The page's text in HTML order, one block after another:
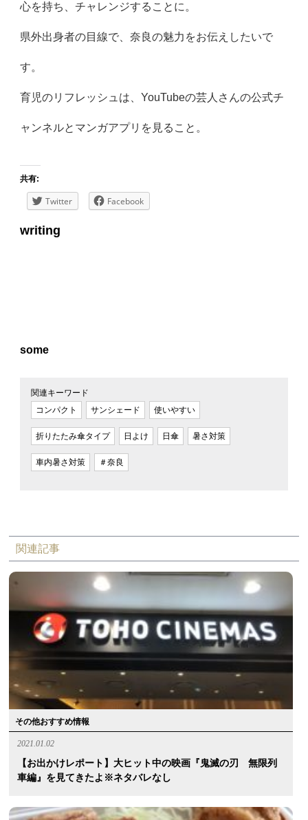
心を持ち、チャレンジすることに。
県外出身者の目線で、奈良の魅力をお伝えしたいで
す。
育児のリフレッシュは、YouTubeの芸人さんの公式チ
ャンネルとマンガアプリを見ること。
共有:
Twitter Facebook
writing
some
関連キーワード
コンパクト
サンシェード 使いやすい
折りたたみ傘タイプ 日よけ 日傘 暑さ対策
車内暑さ対策 ＃奈良
関連記事
その他おすすめ情報
2021.01.02
【お出かけレポート】大ヒット中の映画『鬼滅の刃 無限列
車編』を見てきたよ※ネタバレなし